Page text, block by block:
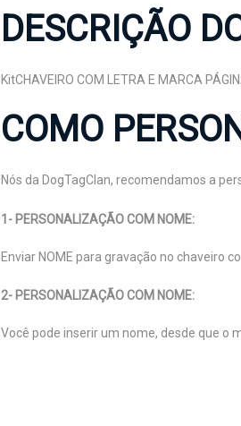
DESCRIÇÃO
KitCHAVEIRO COM LETRA E MARCA
COMO
Nós da DogTagClan, recomendamos a
1- PERSONALIZAÇÃO COM NOME:
Enviar NOME para gravação no chaveiro
2- PERSONALIZAÇÃO COM NOME:
Você pode inserir um nome, desde que o